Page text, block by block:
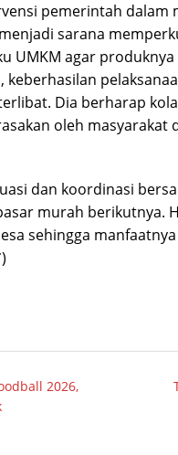
pemerintah dalam
sarana
UMKM agar
keberhasilan
Dia berharap
oleh masyarakat
dan koordinasi
murah berikutnya.
sehingga
2026,